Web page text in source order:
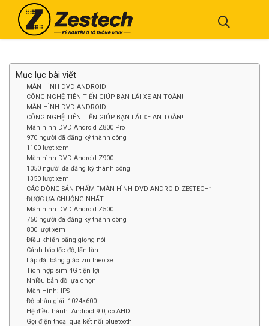
Mục lục bài viết
MÀN HÌNH DVD ANDROID
CÔNG NGHỆ TIÊN TIẾN GIÚP BẠN LÁI XE AN TOÀN!
MÀN HÌNH DVD ANDROID
CÔNG NGHỆ TIÊN TIẾN GIÚP BẠN LÁI XE AN TOÀN!
Màn hình DVD Android Z800 Pro
970 người đã đăng ký thành công
1100 lượt xem
Màn hình DVD Android Z900
1050 người đã đăng ký thành công
1350 lượt xem
CÁC DÒNG SẢN PHẨM “MÀN HÌNH DVD ANDROID ZESTECH”
ĐƯỢC ƯA CHUỘNG NHẤT
Màn hình DVD Android Z500
750 người đã đăng ký thành công
800 lượt xem
Điều khiển bằng giọng nói
Cảnh báo tốc độ, lấn làn
Lắp đặt bằng giắc zin theo xe
Tích hợp sim 4G tiện lợi
Nhiều bản đồ lựa chọn
Màn Hình: IPS
Độ phân giải: 1024×600
Hệ điều hành: Android 9.0, có AHD
Gọi điện thoại qua kết nối bluetooth